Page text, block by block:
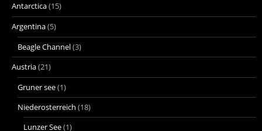
Antarctica(15)
Argentina(5)
Beagle Channel(3)
Austria(21)
Gruner see(1)
Niederosterreich (18)
Lunzer See(1)